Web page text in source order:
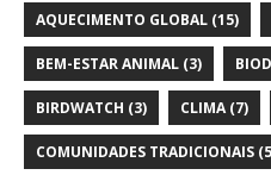
AQUECIMENTO GLOBAL (15)
BEM-ESTAR ANIMAL (3)
BIRDWATCH (3) CLIMA(7)
COMUNIDADES TRADICIONAIS